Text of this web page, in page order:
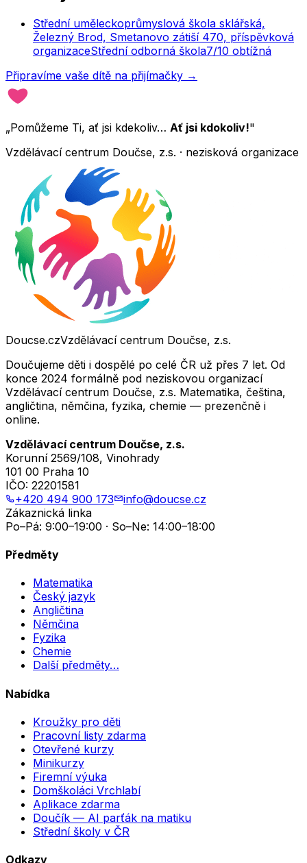
Střední uměleckoprůmyslová škola sklářská,
Železný Brod, Smetanovo zátiší 470, příspěvková
organizaceStřední odborná škola7/10 obtížná
Připravíme vaše dítě na přijímačky →
„Pomůžeme Ti, ať jsi kdekoliv… Ať jsi kdokoliv!"
Vzdělávací centrum Doučse, z.s. · nezisková organizace
Doucse.czVzdělávací centrum Doučse, z.s.
Doučujeme děti i dospělé po celé ČR už přes 7 let. Od
konce 2024 formálně pod neziskovou organizací
Vzdělávací centrum Doučse, z.s. Matematika, čeština,
angličtina, němčina, fyzika, chemie — prezenčně i
online.
Vzdělávací centrum Doučse, z.s.
Korunní 2569/108, Vinohrady
101 00 Praha 10
IČO: 22201581
+420 494 900 173
info@doucse.cz
Zákaznická linka
Po–Pá: 9:00–19:00 · So–Ne: 14:00–18:00
Předměty
Matematika
Český jazyk
Angličtina
Němčina
Fyzika
Chemie
Další předměty…
Nabídka
Kroužky pro děti
Pracovní listy zdarma
Otevřené kurzy
Minikurzy
Firemní výuka
Domškoláci Vrchlabí
Aplikace zdarma
Doučík — AI parťák na matiku
Střední školy v ČR
Odkazy